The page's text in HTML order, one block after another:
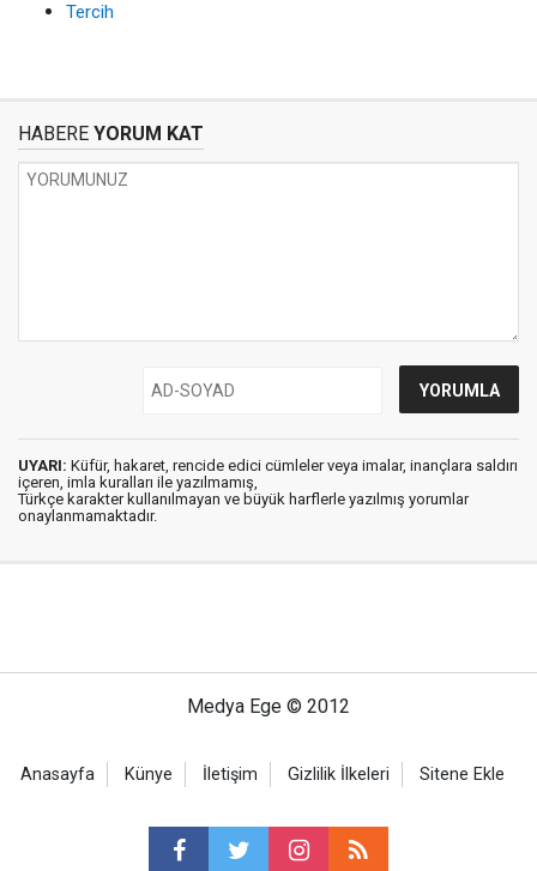
Tercih
HABERE YORUM KAT
UYARI: Küfür, hakaret, rencide edici cümleler veya imalar, inançlara saldırı
içeren, imla kuralları ile yazılmamış,
Türkçe karakter kullanılmayan ve büyük harflerle yazılmış yorumlar
onaylanmamaktadır.
Medya Ege © 2012
Anasayfa Künye İletişim Gizlilik İlkeleri Sitene Ekle